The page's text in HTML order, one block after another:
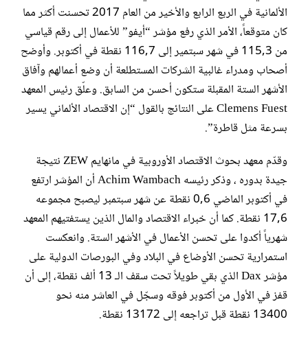
الألمانية في الربع الرابع والأخير من العام 2017 تحسنت أكثر مما
كان متوقعاً، الأمر الذي رفع مؤشر “أيفو” للأعمال إلى رقم قياسي
من 115,3 في شهر سبتمير إلى 116,7 نقطة في أكتوبر. وأوضح
أصحاب ومدراء غالبية الشركات المستطلعة أن وضع أعمالهم وآفاق
الأشهر الستة المقبلة ستكون أحسن من السابق. وعلّق رئيس المعهد
Clemens Fuest على النتائج بالقول “إن الاقتصاد الألماني يسير
بسرعة مثل قاطرة”.
وقدّم معهد بحوث الاقتصاد الأوروبية في مانهايم ZEW نتيجة
جيدة بدوره ، وذكر رئيسه Achim Wambach أن المؤشر ارتفع
في أكتوبر الماضي 0,6 نقطة عن شهر سبتمبر ليصبح مجموعه
17,6 نقطة. كما أن خبراء الاقتصاد والمال الذين يستفتيهم المعهد
شهرياً أكدوا على تحسن الأعمال في الأشهر الستة. وانعكست
استمرارية تحسن الأوضاع في البلاد وفي البورصات الدولية على
مؤشر Dax الذي بقي طويلاً تحت سقف الـ 13 ألف نقطة، إلى أن
قفز في الأول من أكتوبر فوقه وسجّل في العاشر منه نحو
13400 نقطة قبل تراجعه إلى 13172 نقطة.